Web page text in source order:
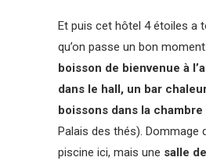
Et puis cet hôtel 4 étoiles a
qu’on passe un bon
boisson de bienvenue à
dans le hall, un bar
boissons dans la chambre
Palais des thés). Dommage
piscine ici, mais une salle